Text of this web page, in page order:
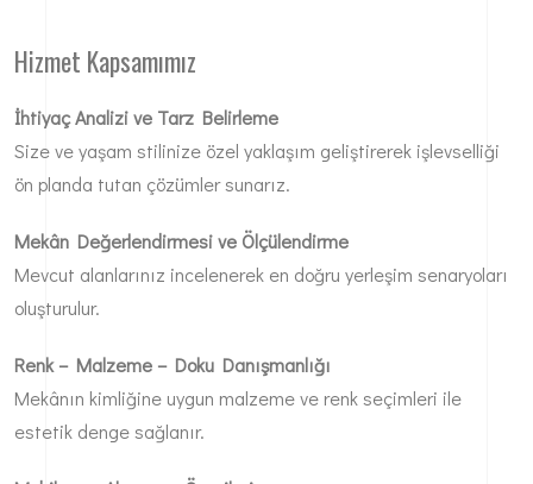
Hizmet Kapsamımız
İhtiyaç Analizi ve Tarz Belirleme
Size ve yaşam stilinize özel yaklaşım geliştirerek işlevselliği
ön planda tutan çözümler sunarız.
Mekân Değerlendirmesi ve Ölçülendirme
Mevcut alanlarınız incelenerek en doğru yerleşim senaryoları
oluşturulur.
Renk – Malzeme – Doku Danışmanlığı
Mekânın kimliğine uygun malzeme ve renk seçimleri ile
estetik denge sağlanır.